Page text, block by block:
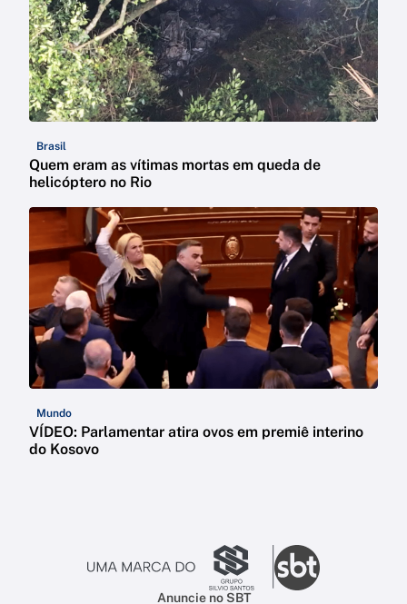
Brasil
Quem eram as vítimas mortas em queda de
helicóptero no Rio
Mundo
VÍDEO: Parlamentar atira ovos em premiê interino
do Kosovo
Anuncie no SBT